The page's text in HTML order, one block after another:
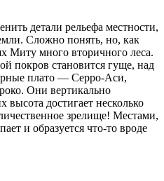
детали рельефа местности,
Сложно понять, но, как
Миту много вторичного леса.
покров становится гуще, над
плато — Серро-Аси,
Они вертикально
достигает несколько
зрелище! Местами,
и образуется что-то вроде